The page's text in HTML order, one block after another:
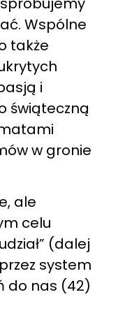
Wspólne
także
i
świąteczną
w gronie
ale
celu
(dalej
system
do nas (42)